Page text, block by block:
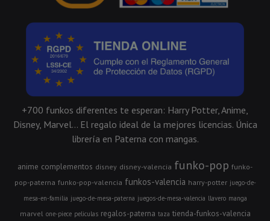
+700 funkos diferentes te esperan: Harry Potter, Anime,
Disney, Marvel... El regalo ideal de la mejores licencias. Única
librería en Paterna con mangas.
anime complementos disney disney-valencia funko-pop funko-
pop-paterna funko-pop-valencia funkos-valencia harry-potter juego-de-
mesa-en-familia juego-de-mesa-paterna juegos-de-mesa-valencia llavero manga
marvel one-piece peliculas regalos-paterna taza tienda-funkos-valencia